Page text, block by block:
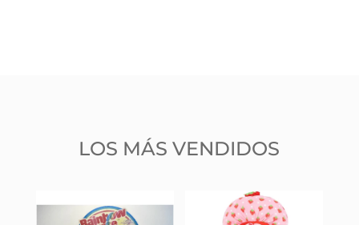
LOS MÁS VENDIDOS